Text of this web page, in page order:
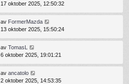
17 oktober 2025, 12:50:32
av FormerMazda
13 oktober 2025, 15:50:24
av TomasL
6 oktober 2025, 19:01:21
av ancatolo
2 oktober 2025, 14:53:35